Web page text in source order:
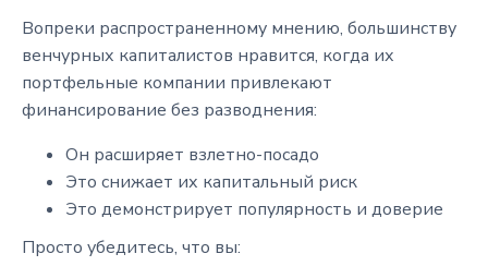
Вопреки распространенному мнению, большинству
венчурных капиталистов нравится, когда их
портфельные компании привлекают
финансирование без разводнения:
Он расширяет взлетно-посадо
Это снижает их капитальный риск
Это демонстрирует популярность и доверие
Просто убедитесь, что вы: